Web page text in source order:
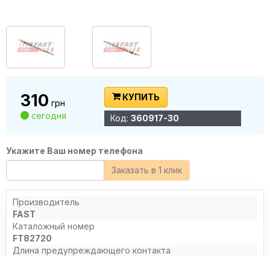
310 грн
сегодня
КУПИТЬ
Код: 360917-30
Укажите Ваш номер телефона
Заказать в 1 клик
Производитель
FAST
Каталожный номер
FT82720
Длина предупреждающего контакта